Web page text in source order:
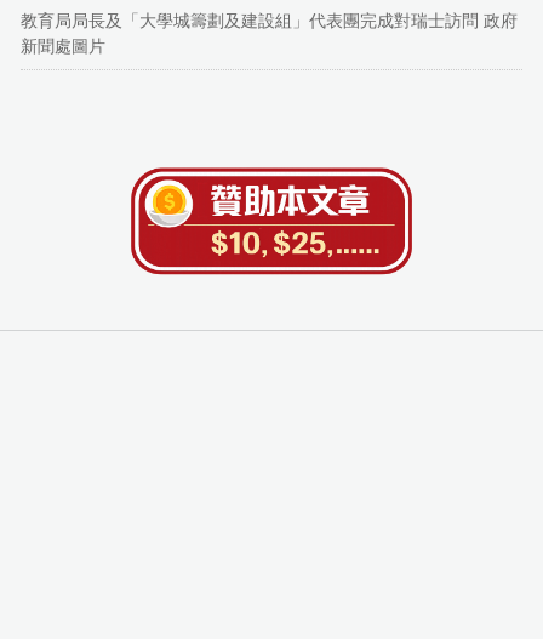
教育局局長及「大學城籌劃及建設組」代表團完成對瑞士訪問 政府
新聞處圖片